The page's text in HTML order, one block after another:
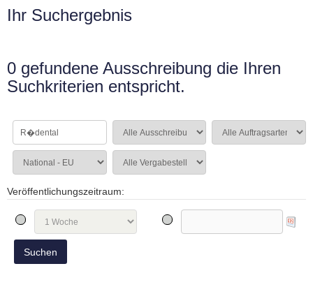
Ihr Suchergebnis
0 gefundene Ausschreibung die Ihren
Suchkriterien entspricht.
Veröffentlichungszeitraum: